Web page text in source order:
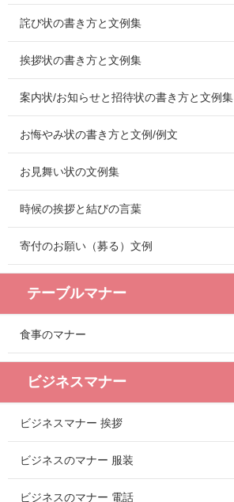
詫び状の書き方と文例集
挨拶状の書き方と文例集
案内状/お知らせと招待状の書き方と文例集
お悔やみ状の書き方と文例/例文
お見舞い状の文例集
時候の挨拶と結びの言葉
寄付のお願い（募る）文例
テーブルマナー
食事のマナー
ビジネスマナー
ビジネスマナー 挨拶
ビジネスのマナー 服装
ビジネスのマナー 電話